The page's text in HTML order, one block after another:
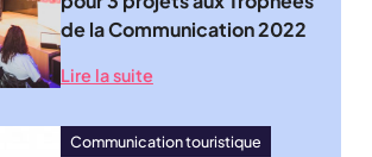
de la Communication 2022
Lire la suite
Communication touristique